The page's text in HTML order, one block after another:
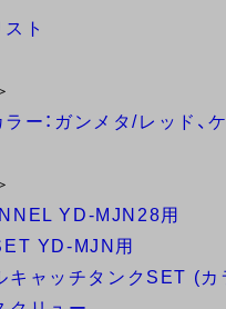
ト
ー：ガンメタ/レッド、
YD-MJN28用
YD-MJN用
キャッチタンクSET (